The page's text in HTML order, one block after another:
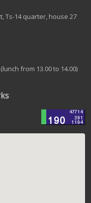
Ts-14 quarter, house 27
from 13.00 to 14.00)